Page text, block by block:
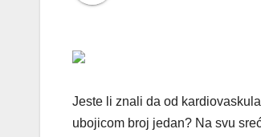
Jeste li znali da od
ubojicom broj jedan? Na svu